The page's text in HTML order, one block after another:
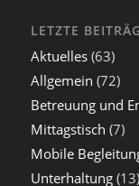
LETZTE
Aktuelles(63)
Allgemein (72)
Betreuung und
Mittagstisch (7)
Mobile
Unterhaltung(13)